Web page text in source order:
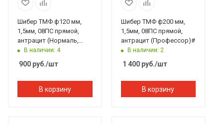
Шибер ТМФ ф120 мм,
1,5мм, 08ПС прямой,
антрацит (Нормаль,
Студент, Инженер,
Гимназист)
В наличии: 4
900 руб./шт
В корзину
Шибер ТМФ ф200 мм,
1,5мм, 08ПС прямой,
антрацит (Профессор)#
В наличии: 2
1 400руб./шт
В корзину